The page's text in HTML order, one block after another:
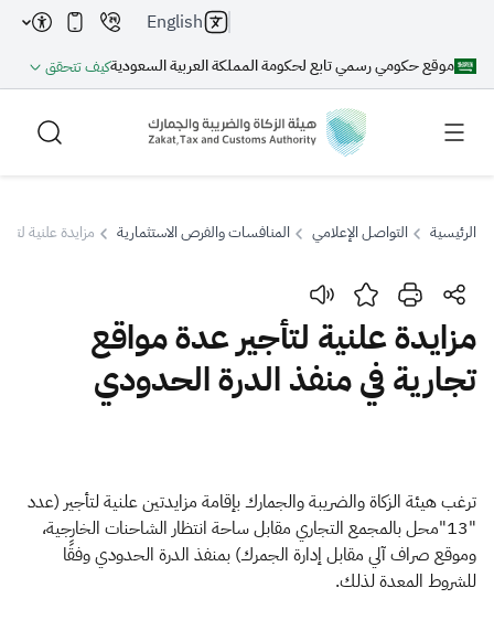
موقع حكومي رسمي تابع لحكومة المملكة العربية السعوديةكيف تتحقق
English
بحث
بحث بحث AI
الزكاة الجمارك
ضريبة القيمة المضافة
الإقرار الضريبي
التصرفات العقارية
الرئيسية التواصل الإعلامي المنافسات والفرص الاستثمارية مزايدة علنية
مزايدة علنية لتأجير عدة مواقع
تجارية في منفذ الدرة الحدودي
​​ترغب هيئة الزكاة والضريبة والجمارك بإقامة مزايدتين علنية لتأجير (عدد
"13"محل بالمجمع التجاري مقابل ساحة انتظار الشاحنات الخارجية،
وموقع صراف آلي مقابل إدارة الجمرك) بمنفذ الدرة الحدودي وفقًا
للشروط المعدة لذلك.